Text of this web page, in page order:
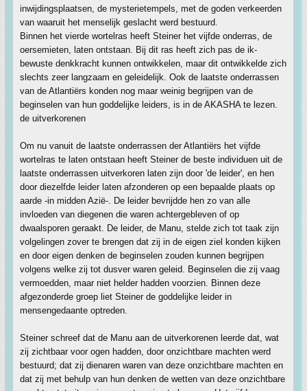
inwijdingsplaatsen, de mysterietempels, met de goden verkeerden
van waaruit het menselijk geslacht werd bestuurd.
Binnen het vierde wortelras heeft Steiner het vijfde onderras, de
oersemieten, laten ontstaan. Bij dit ras heeft zich pas de ik-
bewuste denkkracht kunnen ontwikkelen, maar dit ontwikkelde zich
slechts zeer langzaam en geleidelijk. Ook de laatste onderrassen
van de Atlantiërs konden nog maar weinig begrijpen van de
beginselen van hun goddelijke leiders, is in de AKASHA te lezen.
de uitverkorenen
Om nu vanuit de laatste onderrassen der Atlantiërs het vijfde
wortelras te laten ontstaan heeft Steiner de beste individuen uit de
laatste onderrassen uitverkoren laten zijn door 'de leider', en hen
door diezelfde leider laten afzonderen op een bepaalde plaats op
aarde -in midden Azië-. De leider bevrijdde hen zo van alle
invloeden van diegenen die waren achtergebleven of op
dwaalsporen geraakt. De leider, de Manu, stelde zich tot taak zijn
volgelingen zover te brengen dat zij in de eigen ziel konden kijken
en door eigen denken de beginselen zouden kunnen begrijpen
volgens welke zij tot dusver waren geleid. Beginselen die zij vaag
vermoedden, maar niet helder hadden voorzien. Binnen deze
afgezonderde groep liet Steiner de goddelijke leider in
mensengedaante optreden.
Steiner schreef dat de Manu aan de uitverkorenen leerde dat, wat
zij zichtbaar voor ogen hadden, door onzichtbare machten werd
bestuurd; dat zij dienaren waren van deze onzichtbare machten en
dat zij met behulp van hun denken de wetten van deze onzichtbare